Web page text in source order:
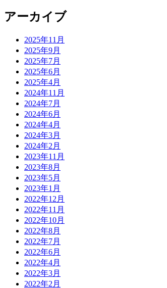
アーカイブ
2025年11月
2025年9月
2025年7月
2025年6月
2025年4月
2024年11月
2024年7月
2024年6月
2024年4月
2024年3月
2024年2月
2023年11月
2023年8月
2023年5月
2023年1月
2022年12月
2022年11月
2022年10月
2022年8月
2022年7月
2022年6月
2022年4月
2022年3月
2022年2月